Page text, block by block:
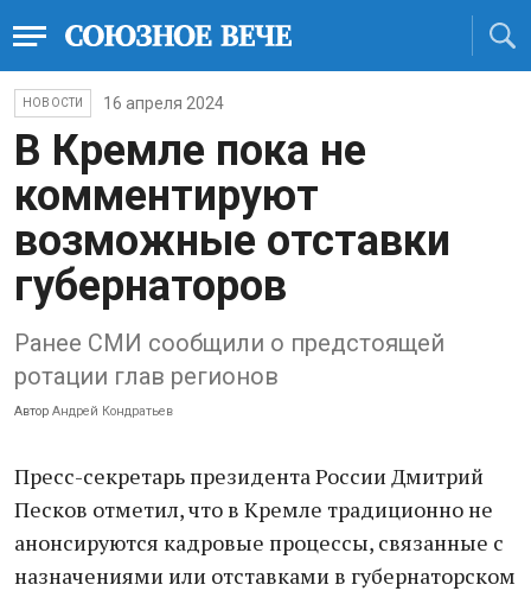
НОВОСТИ 16 апреля 2024
В Кремле пока не
комментируют
возможные отставки
губернаторов
Ранее СМИ сообщили о предстоящей
ротации глав регионов
Автор Андрей Кондратьев
Пресс-секретарь президента России Дмитрий
Песков отметил, что в Кремле традиционно не
анонсируются кадровые процессы, связанные с
назначениями или отставками в губернаторском